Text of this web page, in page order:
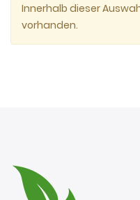
Innerhalb dieser
vorhanden.